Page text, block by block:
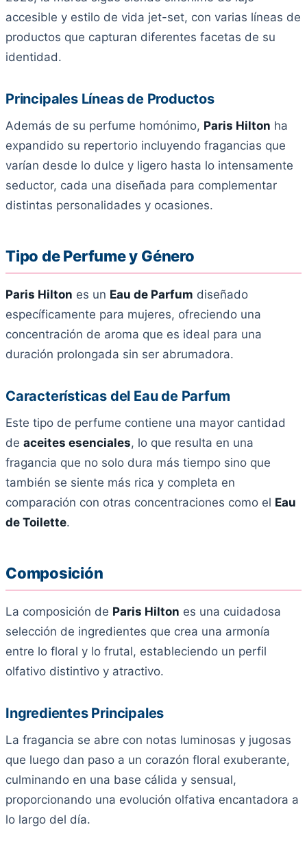
accesible y estilo de vida jet-set, con varias líneas de
productos que capturan diferentes facetas de su
identidad.
Principales Líneas de Productos
Además de su perfume homónimo, Paris Hilton ha
expandido su repertorio incluyendo fragancias que
varían desde lo dulce y ligero hasta lo intensamente
seductor, cada una diseñada para complementar
distintas personalidades y ocasiones.
Tipo de Perfume y Género
Paris Hilton es un Eau de Parfum diseñado
específicamente para mujeres, ofreciendo una
concentración de aroma que es ideal para una
duración prolongada sin ser abrumadora.
Características del Eau de Parfum
Este tipo de perfume contiene una mayor cantidad
de aceites esenciales, lo que resulta en una
fragancia que no solo dura más tiempo sino que
también se siente más rica y completa en
comparación con otras concentraciones como el Eau
de Toilette.
Composición
La composición de Paris Hilton es una cuidadosa
selección de ingredientes que crea una armonía
entre lo floral y lo frutal, estableciendo un perfil
olfativo distintivo y atractivo.
Ingredientes Principales
La fragancia se abre con notas luminosas y jugosas
que luego dan paso a un corazón floral exuberante,
culminando en una base cálida y sensual,
proporcionando una evolución olfativa encantadora a
lo largo del día.